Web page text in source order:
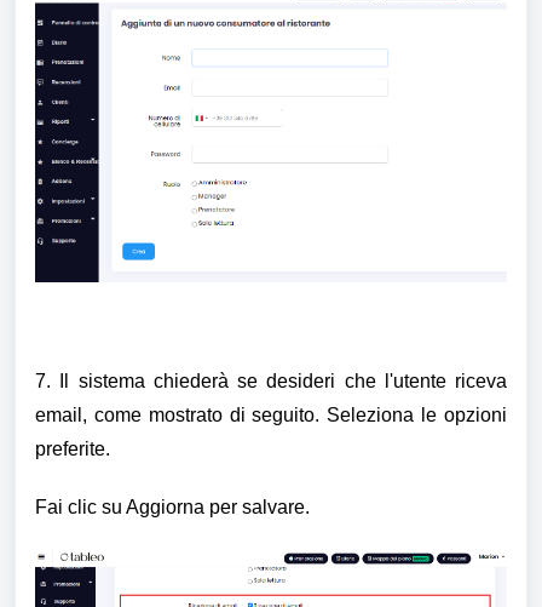
7. Il sistema chiederà se desideri che l'utente riceva
email, come mostrato di seguito. Seleziona le opzioni
preferite.
Fai clic su Aggiorna per salvare.